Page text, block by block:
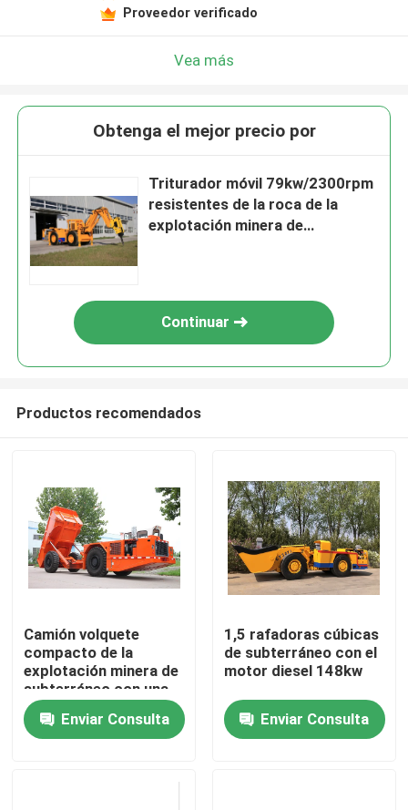
Hogar
Proveedor verificado
Vea más
Obtenga el mejor precio por
Triturador móvil 79kw/2300rpm
resistentes de la roca de la
explotación minera de
Continuar
Productos recomendados
Camión volquete
compacto de la
explotación minera de
subterráneo con una
capacidad de carga
de 20 toneladas
Enviar Consulta
1,5 rafadoras cúbicas
de subterráneo con el
motor diesel 148kw
Enviar Consulta